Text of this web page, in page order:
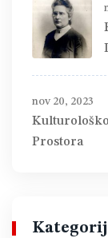
nov 20, 2023
Prostora